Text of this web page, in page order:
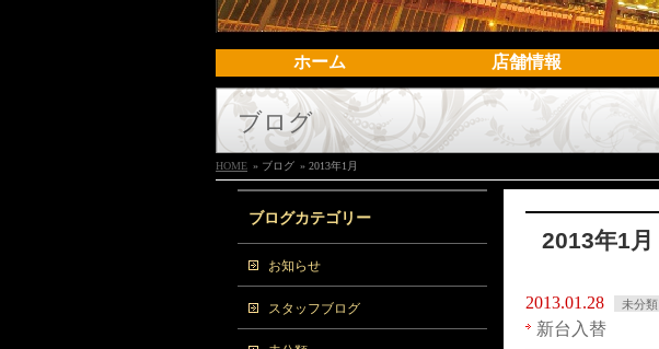
ホーム 店舗情報
ブログ
HOME » ブログ » 2013年1月
2013年1月
2013.01.28 未分類
新台入替
ブログカテゴリー
お知らせ
スタッフブログ